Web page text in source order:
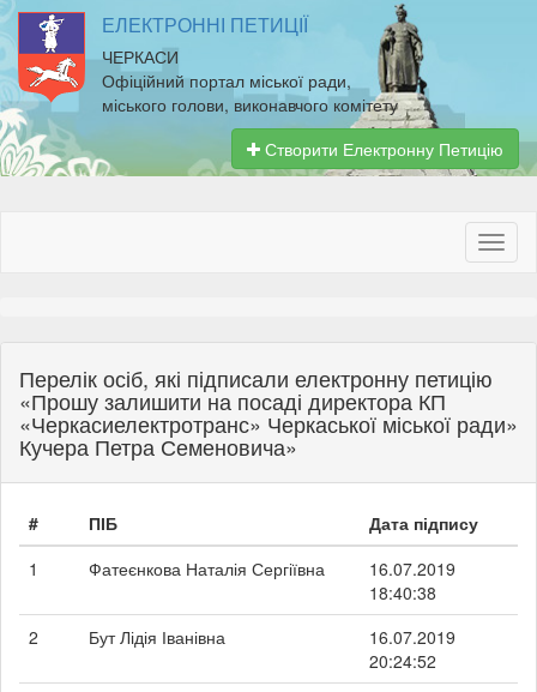
ЕЛЕКТРОННІ ПЕТИЦІЇ
ЧЕРКАСИ
Офіційний портал міської ради,
міського голови, виконавчого комітету
Створити Електронну Петицію
Перелік осіб, які підписали електронну петицію
«Прошу залишити на посаді директора КП
«Черкасиелектротранс» Черкаської міської ради»
Кучера Петра Семеновича»
# ПІБ
Дата підпису
1
Фатеєнкова Наталія Сергіївна
16.07.2019
18:40:38
2
Бут Лідія Іванівна
16.07.2019
20:24:52